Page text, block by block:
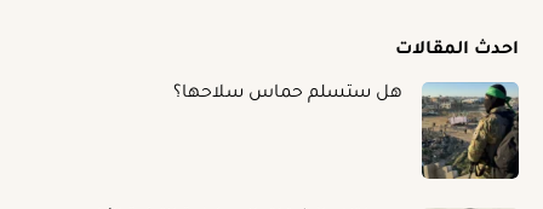
احدث المقالات
هل ستسلم حماس سلاحها؟